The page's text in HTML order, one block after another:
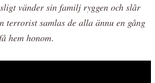
vänder sin familj ryggen och slår
terrorist samlas de alla ännu en gång
hem honom.